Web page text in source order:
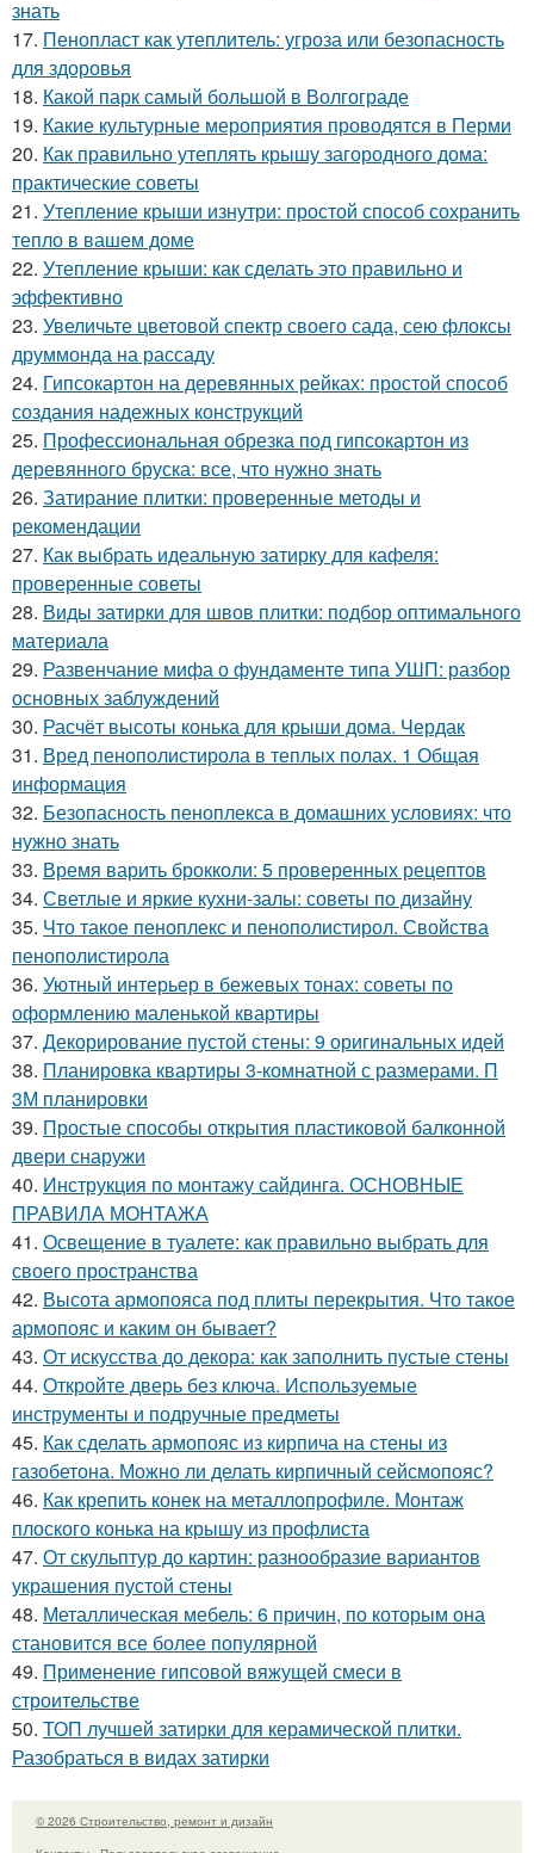
знать
17. Пенопласт как утеплитель: угроза или безопасность
для здоровья
18. Какой парк самый большой в Волгограде
19. Какие культурные мероприятия проводятся в Перми
20. Как правильно утеплять крышу загородного дома:
практические советы
21. Утепление крыши изнутри: простой способ сохранить
тепло в вашем доме
22. Утепление крыши: как сделать это правильно и
эффективно
23. Увеличьте цветовой спектр своего сада, сею флоксы
друммонда на рассаду
24. Гипсокартон на деревянных рейках: простой способ
создания надежных конструкций
25. Профессиональная обрезка под гипсокартон из
деревянного бруска: все, что нужно знать
26. Затирание плитки: проверенные методы и
рекомендации
27. Как выбрать идеальную затирку для кафеля:
проверенные советы
28. Виды затирки для швов плитки: подбор оптимального
материала
29. Развенчание мифа о фундаменте типа УШП: разбор
основных заблуждений
30. Расчёт высоты конька для крыши дома. Чердак
31. Вред пенополистирола в теплых полах. 1 Общая
информация
32. Безопасность пеноплекса в домашних условиях: что
нужно знать
33. Время варить брокколи: 5 проверенных рецептов
34. Светлые и яркие кухни-залы: советы по дизайну
35. Что такое пеноплекс и пенополистирол. Свойства
пенополистирола
36. Уютный интерьер в бежевых тонах: советы по
оформлению маленькой квартиры
37. Декорирование пустой стены: 9 оригинальных идей
38. Планировка квартиры 3-комнатной с размерами. П
3М планировки
39. Простые способы открытия пластиковой балконной
двери снаружи
40. Инструкция по монтажу сайдинга. ОСНОВНЫЕ
ПРАВИЛА МОНТАЖА
41. Освещение в туалете: как правильно выбрать для
своего пространства
42. Высота армопояса под плиты перекрытия. Что такое
армопояс и каким он бывает?
43. От искусства до декора: как заполнить пустые стены
44. Откройте дверь без ключа. Используемые
инструменты и подручные предметы
45. Как сделать армопояс из кирпича на стены из
газобетона. Можно ли делать кирпичный сейсмопояс?
46. Как крепить конек на металлопрофиле. Монтаж
плоского конька на крышу из профлиста
47. От скульптур до картин: разнообразие вариантов
украшения пустой стены
48. Металлическая мебель: 6 причин, по которым она
становится все более популярной
49. Применение гипсовой вяжущей смеси в
строительстве
50. ТОП лучшей затирки для керамической плитки.
Разобраться в видах затирки
© 2026 Строительство, ремонт и дизайн